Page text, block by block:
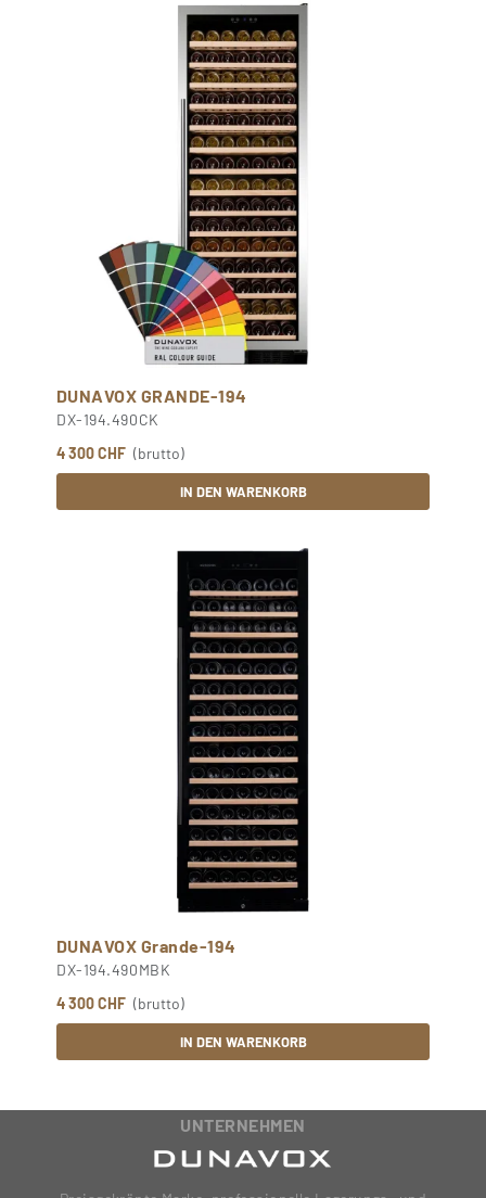
DUNAVOX GRANDE-194
DX-194.490CK
4 300 CHF (brutto)
IN DEN WARENKORB
DUNAVOX Grande-194
DX-194.490MBK
4 300 CHF (brutto)
IN DEN WARENKORB
UNTERNEHMEN